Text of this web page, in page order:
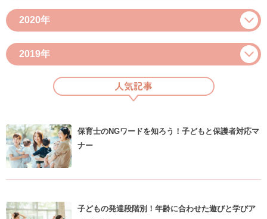
2020年
2019年
人気記事
保育士のNGワードを知ろう！子どもと保護者対応マ
ナー
子どもの発達段階別！年齢に合わせた遊びと学びア